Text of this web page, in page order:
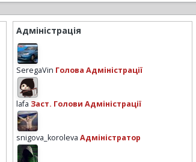
Адміністрація
SeregaVin Голова Адміністрації
lafa Заст. Голови Адміністрації
snigova_koroleva Адміністратор